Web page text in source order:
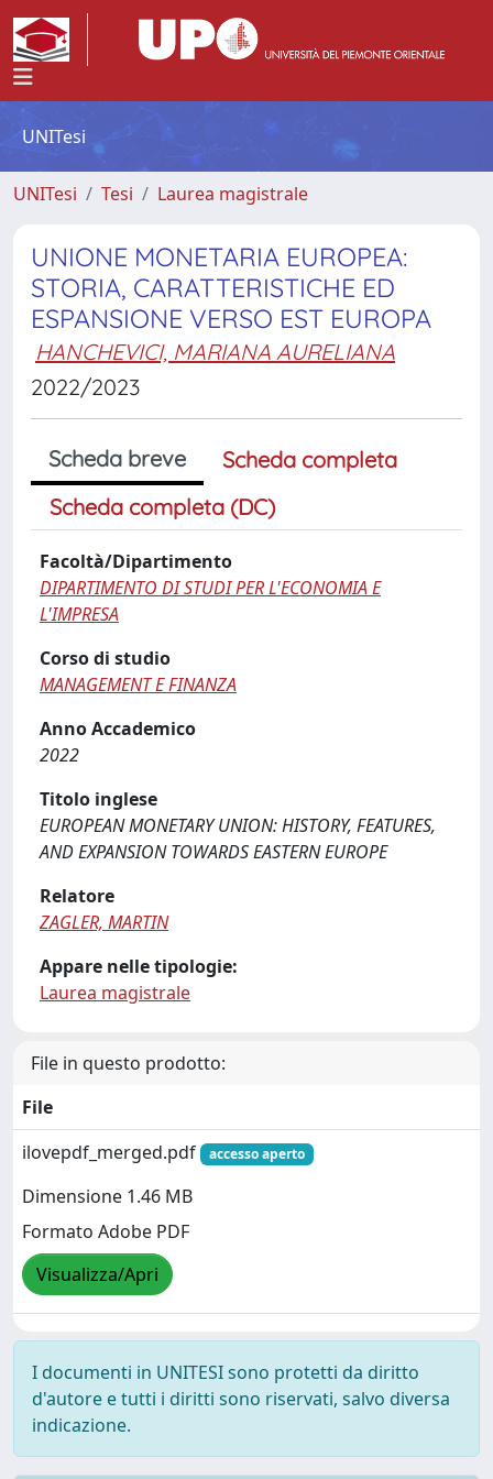
UNITesi
UNITesi Tesi Laurea magistrale
UNIONE MONETARIA EUROPEA:
STORIA, CARATTERISTICHE ED
ESPANSIONE VERSO EST EUROPA
HANCHEVICI, MARIANA AURELIANA
2022/2023
Scheda breve
Scheda completa
Scheda completa (DC)
Facoltà/Dipartimento
DIPARTIMENTO DI STUDI PER L'ECONOMIA E
L'IMPRESA
Corso di studio
MANAGEMENT E FINANZA
Anno Accademico
2022
Titolo inglese
EUROPEAN MONETARY UNION: HISTORY, FEATURES,
AND EXPANSION TOWARDS EASTERN EUROPE
Relatore
ZAGLER, MARTIN
Appare nelle tipologie:
Laurea magistrale
File in questo prodotto:
File
ilovepdf_merged.pdf
accesso aperto
Dimensione 1.46 MB
Formato Adobe PDF
Visualizza/Apri
I documenti in UNITESI sono protetti da diritto
d'autore e tutti i diritti sono riservati, salvo diversa
indicazione.